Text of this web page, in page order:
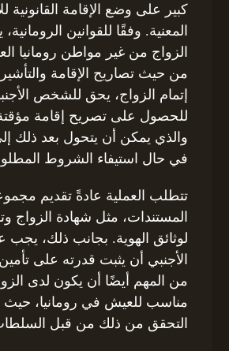
كبير على وضع الإقامة القانونية
المعنية. وفقًا للقوانين
الزواج من غير مواطن رومانيا
من حيث تصاريح الإقامة
إتمام الزواج، يحق للشخص
للحصول على تصريح إقامة مؤقتة
والذي يمكن أن يتحول بعد ذلك
في حال استيفاء الشروط
تتطلب العملية عادةً تقديم
المستندات، مثل شهادة الزواج
لوثائق الهوية. بجانب ذلك، يجب
الأجنبي أن يثبت قدرته على
من المهم أيضًا أن يكون لدى
مناسب للعيش في رومانيا، حيث
التحقق من ذلك من قبل